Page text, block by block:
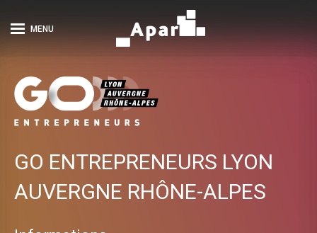
MENU
GO ENTREPRENEURS LYON
AUVERGNE RHÔNE-ALPES